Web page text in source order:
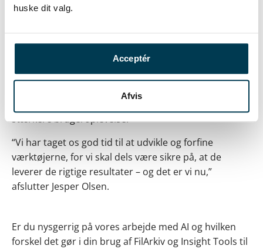
huske dit valg.
Acceptér
Afvis
“Data til og fra FilArkiv og Insight Tools til AI-serveren
forlade vores interne netværk i driftsmiljøet.”
De nye funktioner vil bl.a. forbedre OCR-behandling,
søgninger og identifikation af dubletter. Samlet set er
det værktøjer, der forventes at kunne spare
stærkere brugeroplevelse.
“Vi har taget os god tid til at udvikle og forfine
værktøjerne, for vi skal dels være sikre på, at de
leverer de rigtige resultater – og det er vi nu,”
afslutter Jesper Olsen.
Er du nysgerrig på vores arbejde med AI og hvilken
forskel det gør i din brug af FilArkiv og Insight Tools til